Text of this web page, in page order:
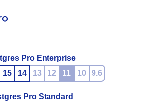
Pro Enterprise
15 14 13 12 11 10 9.6
Pro Standard